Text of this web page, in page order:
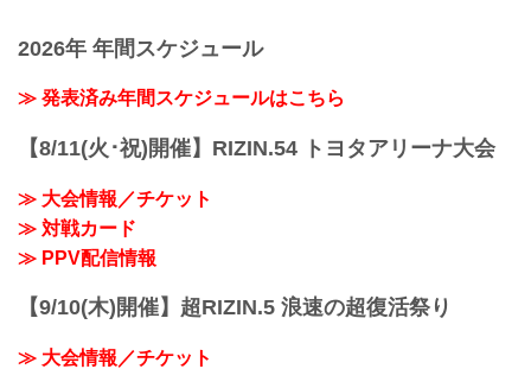
ントを実施。優勝選手にはパンクラスと
2026年 年間スケジュール
≫ 発表済み年間スケジュールはこちら
【8/11(火･祝)開催】RIZIN.54 トヨタアリーナ大会
≫ 大会情報／チケット
≫ 対戦カード
≫ PPV配信情報
【9/10(木)開催】超RIZIN.5 浪速の超復活祭り
≫ 大会情報／チケット